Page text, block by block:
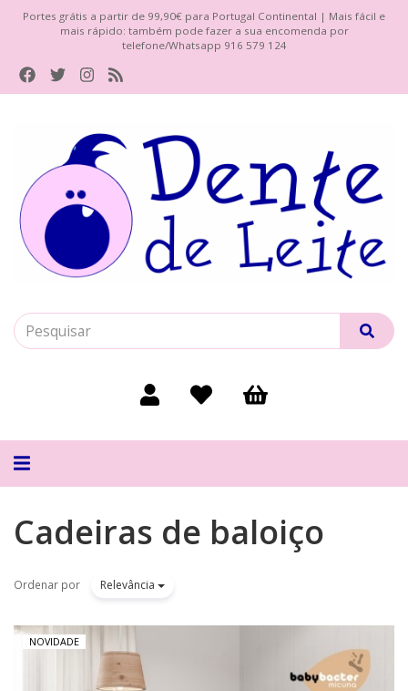
Portes grátis a partir de 99,90€ para Portugal Continental | Mais fácil e
mais rápido: também pode fazer a sua encomenda por
telefone/Whatsapp 916 579 124
Alternar
Cadeiras de baloiço
Ordenar por Relevância
NOVIDADE